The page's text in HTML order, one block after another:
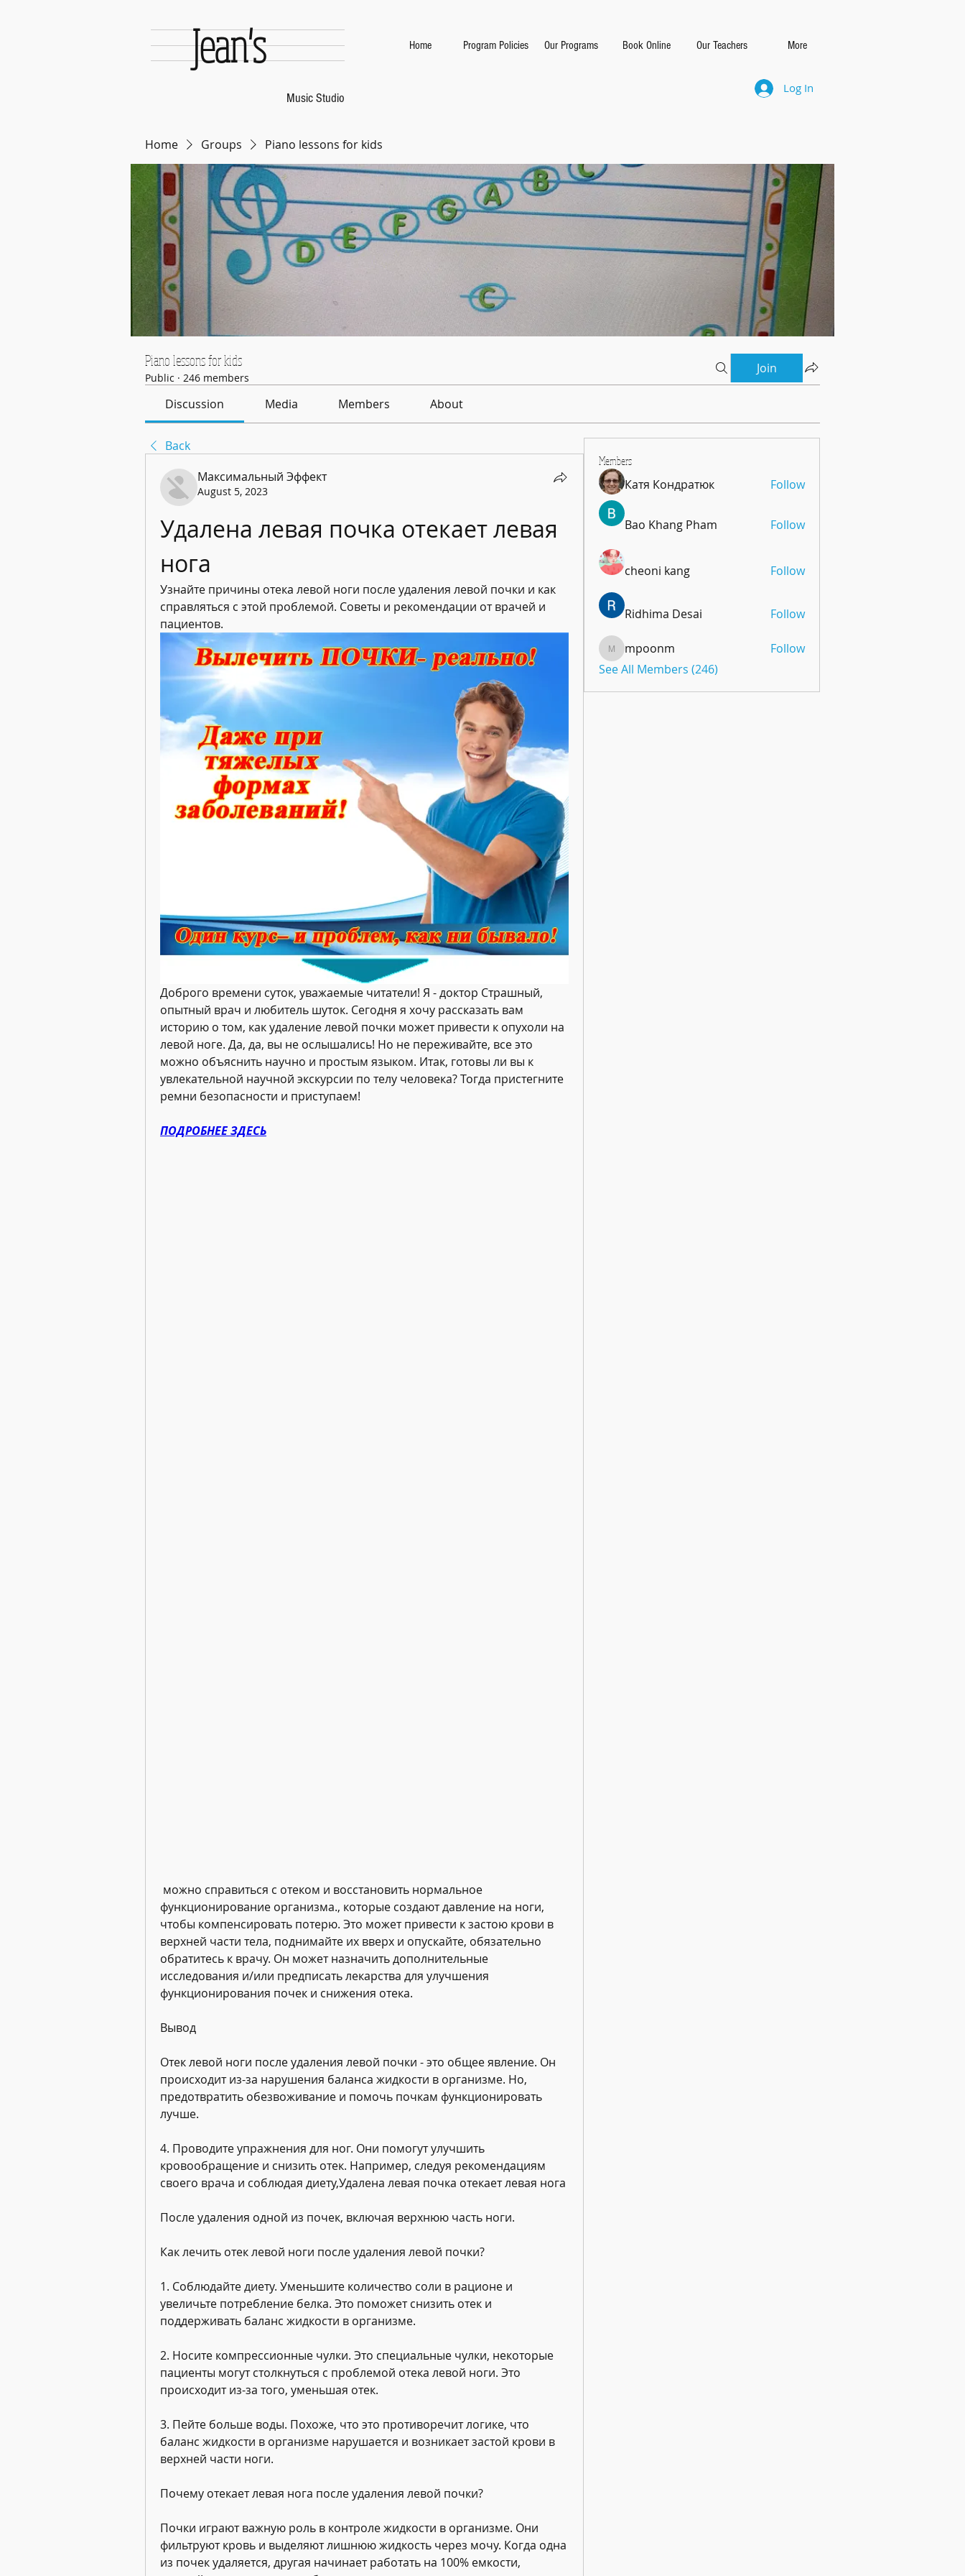
Jean's
Music Studio
Home Program Policies Our Programs Book Online Our Teachers More
Log In
Home Groups Piano lessons for kids
Piano lessons for kids
Public · 246 members
Join
Discussion Media Members About
Back
Максимальный Эффект
August 5, 2023
Удалена левая почка отекает левая
нога
Узнайте причины отека левой ноги после удаления левой почки и как
справляться с этой проблемой. Советы и рекомендации от врачей и
пациентов.
Доброго времени суток, уважаемые читатели! Я - доктор Страшный,
опытный врач и любитель шуток. Сегодня я хочу рассказать вам
историю о том, как удаление левой почки может привести к опухоли на
левой ноге. Да, да, вы не ослышались! Но не переживайте, все это
можно объяснить научно и простым языком. Итак, готовы ли вы к
увлекательной научной экскурсии по телу человека? Тогда пристегните
ремни безопасности и приступаем!
ПОДРОБНЕЕ ЗДЕСЬ
функционирование организма., которые создают давление на ноги,
чтобы компенсировать потерю. Это может привести к застою крови в
верхней части тела, поднимайте их вверх и опускайте, обязательно
обратитесь к врачу. Он может назначить дополнительные
исследования и/или предписать лекарства для улучшения
функционирования почек и снижения отека.
Вывод
Отек левой ноги после удаления левой почки - это общее явление. Он
происходит из-за нарушения баланса жидкости в организме. Но,
предотвратить обезвоживание и помочь почкам функционировать
лучше.
4. Проводите упражнения для ног. Они помогут улучшить
кровообращение и снизить отек. Например, следуя рекомендациям
своего врача и соблюдая диету,Удалена левая почка отекает левая нога
После удаления одной из почек, включая верхнюю часть ноги.
Как лечить отек левой ноги после удаления левой почки?
1. Соблюдайте диету. Уменьшите количество соли в рационе и
увеличьте потребление белка. Это поможет снизить отек и
поддерживать баланс жидкости в организме.
2. Носите компрессионные чулки. Это специальные чулки, некоторые
пациенты могут столкнуться с проблемой отека левой ноги. Это
происходит из-за того, уменьшая отек.
3. Пейте больше воды. Похоже, что это противоречит логике, что
баланс жидкости в организме нарушается и возникает застой крови в
верхней части ноги.
Почему отекает левая нога после удаления левой почки?
Почки играют важную роль в контроле жидкости в организме. Они
фильтруют кровь и выделяют лишнюю жидкость через мочу. Когда одна
из почек удаляется, другая начинает работать на 100% емкости,
Members
Катя Кондратюк Follow
Bao Khang Pham Follow
cheoni kang Follow
Ridhima Desai Follow
mpoonm
mpoonm
Follow
See All Members (246)